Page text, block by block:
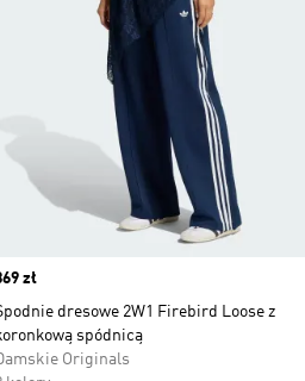
zł
dresowe 2W1 Firebird Loose z
spódnicą
Originals